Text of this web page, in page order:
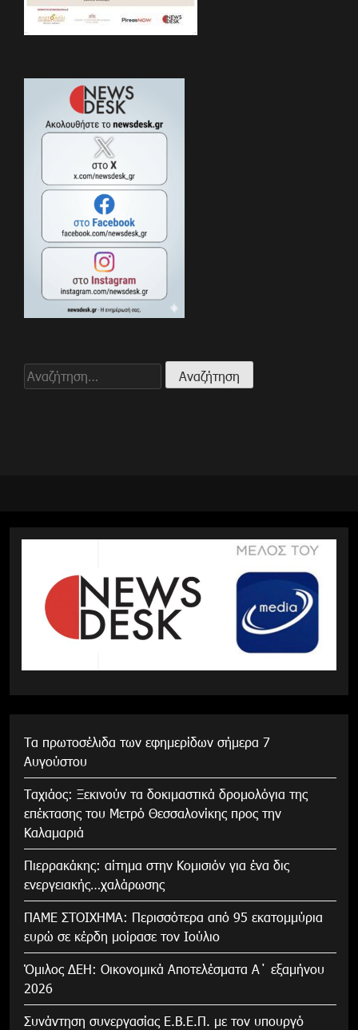
Αναζήτηση
για:
Τα πρωτοσέλιδα των εφημερίδων σήμερα 7
Αυγούστου
Tαχιάος: Ξεκινούν τα δοκιμαστικά δρομολόγια της
επέκτασης του Μετρό Θεσσαλονίκης προς την
Καλαμαριά
Πιερρακάκης: αίτημα στην Κομισιόν για ένα δις
ενεργειακής…χαλάρωσης
ΠΑΜΕ ΣΤΟΙΧΗΜΑ: Περισσότερα από 95 εκατομμύρια
ευρώ σε κέρδη μοίρασε τον Ιούλιο
Όμιλος ΔΕΗ: Οικονομικά Αποτελέσματα Α΄ εξαμήνου
2026
Συνάντηση συνεργασίας Ε.Β.Ε.Π. με τον υπουργό